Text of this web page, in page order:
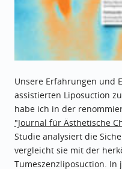
Unsere Erfahrungen und
assistierten Liposuction
habe ich in der
"Journal für Ästhetische
Studie analysiert die
vergleicht sie mit der
Tumeszenzliposuction. In